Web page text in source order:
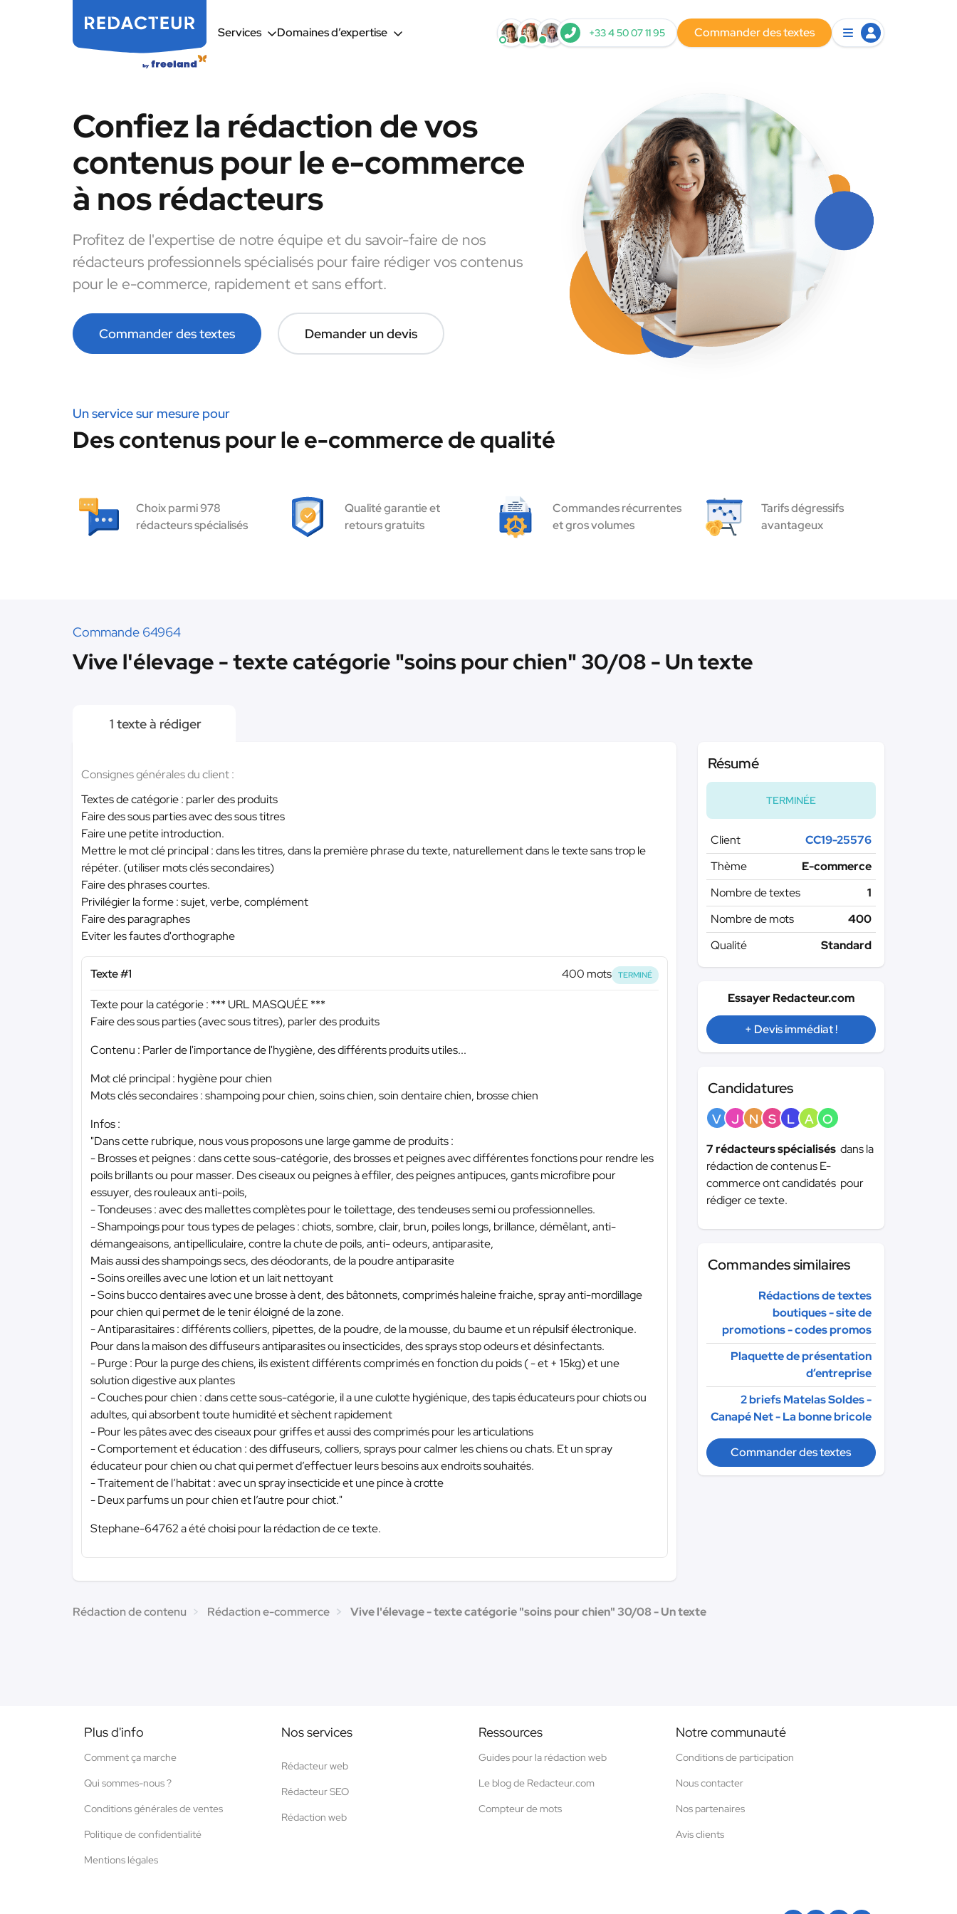
Services Domaines d’expertise +33 4 50 07 11 95 Commander des textes
Confiez la rédaction de vos
contenus pour le e-commerce
à nos rédacteurs
Profitez de l'expertise de notre équipe et du savoir-faire de nos
rédacteurs professionnels spécialisés pour faire rédiger vos contenus
pour le e-commerce, rapidement et sans effort.
Commander des textes Demander un devis
Un service sur mesure pour
Des contenus pour le e-commerce de qualité
Choix parmi 978
rédacteurs spécialisés
Qualité garantie et
retours gratuits
Commandes récurrentes
et gros volumes
Tarifs dégressifs
avantageux
Commande 64964
Vive l'élevage - texte catégorie "soins pour chien" 30/08 - Un texte
1 texte à rédiger
Consignes générales du client :
Textes de catégorie : parler des produits
Faire des sous parties avec des sous titres
Faire une petite introduction.
Mettre le mot clé principal : dans les titres, dans la première phrase du texte, naturellement dans le texte sans trop le
répéter. (utiliser mots clés secondaires)
Faire des phrases courtes.
Privilégier la forme : sujet, verbe, complément
Faire des paragraphes
Eviter les fautes d'orthographe
Texte #1 400 mots TERMINÉ
Texte pour la catégorie : *** URL MASQUÉE ***
Faire des sous parties (avec sous titres), parler des produits
Contenu : Parler de l'importance de l'hygiène, des différents produits utiles...
Mot clé principal : hygiène pour chien
Mots clés secondaires : shampoing pour chien, soins chien, soin dentaire chien, brosse chien
Infos :
"Dans cette rubrique, nous vous proposons une large gamme de produits :
- Brosses et peignes : dans cette sous-catégorie, des brosses et peignes avec différentes fonctions pour rendre les
poils brillants ou pour masser. Des ciseaux ou peignes à effiler, des peignes antipuces, gants microfibre pour
essuyer, des rouleaux anti-poils,
- Tondeuses : avec des mallettes complètes pour le toilettage, des tendeuses semi ou professionnelles.
- Shampoings pour tous types de pelages : chiots, sombre, clair, brun, poiles longs, brillance, démêlant, anti-
démangeaisons, antipelliculaire, contre la chute de poils, anti- odeurs, antiparasite,
Mais aussi des shampoings secs, des déodorants, de la poudre antiparasite
- Soins oreilles avec une lotion et un lait nettoyant
- Soins bucco dentaires avec une brosse à dent, des bâtonnets, comprimés haleine fraiche, spray anti-mordillage
pour chien qui permet de le tenir éloigné de la zone.
- Antiparasitaires : différents colliers, pipettes, de la poudre, de la mousse, du baume et un répulsif électronique.
Pour dans la maison des diffuseurs antiparasites ou insecticides, des sprays stop odeurs et désinfectants.
- Purge : Pour la purge des chiens, ils existent différents comprimés en fonction du poids ( - et + 15kg) et une
solution digestive aux plantes
- Couches pour chien : dans cette sous-catégorie, il a une culotte hygiénique, des tapis éducateurs pour chiots ou
adultes, qui absorbent toute humidité et sèchent rapidement
- Pour les pâtes avec des ciseaux pour griffes et aussi des comprimés pour les articulations
- Comportement et éducation : des diffuseurs, colliers, sprays pour calmer les chiens ou chats. Et un spray
éducateur pour chien ou chat qui permet d’effectuer leurs besoins aux endroits souhaités.
- Traitement de l’habitat : avec un spray insecticide et une pince à crotte
- Deux parfums un pour chien et l’autre pour chiot."
Stephane-64762 a été choisi pour la rédaction de ce texte.
Résumé
TERMINÉE
Client
CC19-25576
Thème
E-commerce
Nombre de textes
1
Nombre de mots
400
Qualité
Standard
Essayer Redacteur.com
+ Devis immédiat !
Candidatures
V J N S L A O
7 rédacteurs spécialisés dans la
rédaction de contenus E-
commerce ont candidatés pour
rédiger ce texte.
Commandes similaires
Rédactions de textes
boutiques - site de
promotions - codes promos
Plaquette de présentation
d’entreprise
2 briefs Matelas Soldes -
Canapé Net - La bonne bricole
Commander des textes
Rédaction de contenu Rédaction e-commerce Vive l'élevage - texte catégorie "soins pour chien" 30/08 - Un texte
Plus d'info
Comment ça marche
Qui sommes-nous ?
Conditions générales de ventes
Politique de confidentialité
Mentions légales
Nos services
Rédacteur web
Rédacteur SEO
Rédaction web
Ressources
Guides pour la rédaction web
Le blog de Redacteur.com
Compteur de mots
Notre communauté
Conditions de participation
Nous contacter
Nos partenaires
Avis clients